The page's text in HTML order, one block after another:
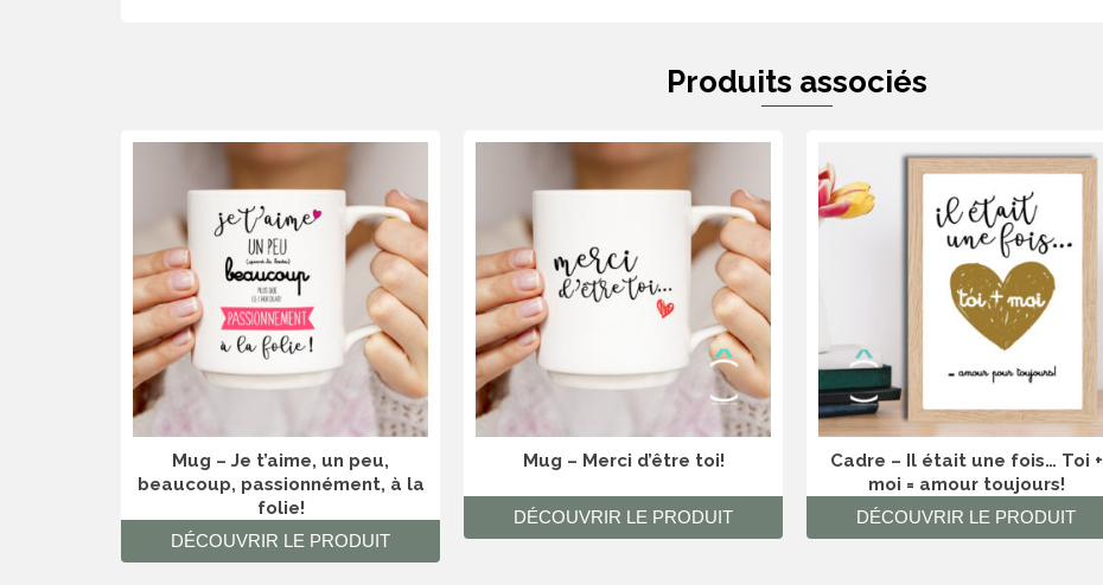
Produits associés
Mug – Je t’aime, un peu,
beaucoup, passionnément, à la
folie!
DÉCOUVRIR LE PRODUIT
Mug – Merci d’être toi!
DÉCOUVRIR LE PRODUIT
Cadre – Il était une fois… Toi +
moi = amour toujours!
DÉCOUVRIR LE PRODUIT